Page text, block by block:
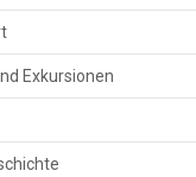
Exkursionen